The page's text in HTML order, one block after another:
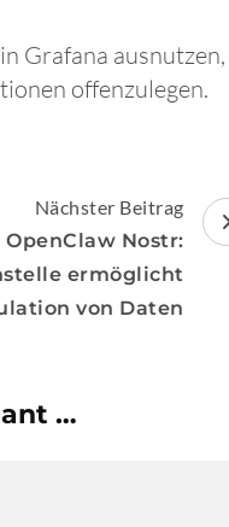
Grafana ausnutzen,
offenzulegen.
Nächster Beitrag
Nostr:
ermöglicht
von Daten
…